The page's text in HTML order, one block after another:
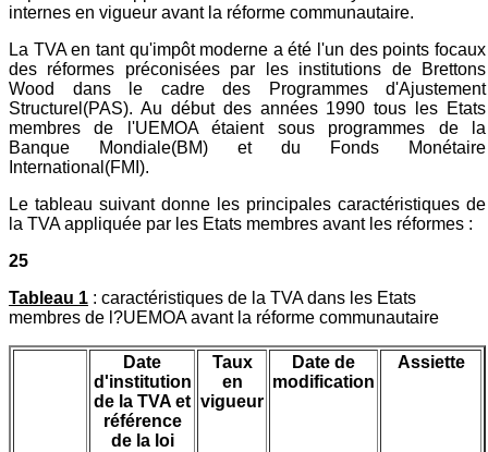
internes en vigueur avant la réforme communautaire.
La TVA en tant qu'impôt moderne a été l'un des points focaux
des réformes préconisées par les institutions de Brettons
Wood dans le cadre des Programmes d'Ajustement
Structurel(PAS). Au début des années 1990 tous les Etats
membres de l'UEMOA étaient sous programmes de la
Banque Mondiale(BM) et du Fonds Monétaire
International(FMI).
Le tableau suivant donne les principales caractéristiques de
la TVA appliquée par les Etats membres avant les réformes :
25
Tableau 1 : caractéristiques de la TVA dans les Etats
membres de l?UEMOA avant la réforme communautaire
Date
d'institution
de la TVA et
référence
de la loi
Taux
en
vigueur
Date de
modification
Assiette